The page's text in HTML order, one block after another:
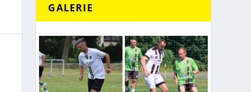
GALERIE